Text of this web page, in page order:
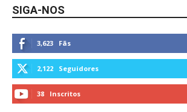
SIGA-NOS
3,623 Fãs
2,122 Seguidores
38 Inscritos